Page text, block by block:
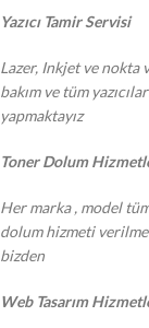
Yazıcı Tamir Servisi
Lazer, Inkjet ve nokta
bakım ve tüm
yapmaktayız
Toner Dolum
Her marka , model
dolum hizmeti
bizden
Web Tasarım